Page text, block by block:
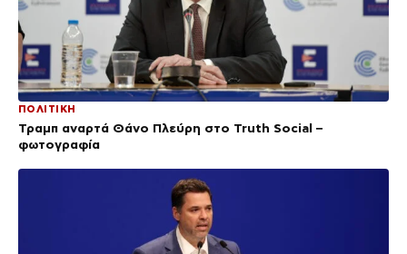
ΠΟΛΙΤΙΚΗ
Τραμπ αναρτά Θάνο Πλεύρη στο Truth Social –
φωτογραφία